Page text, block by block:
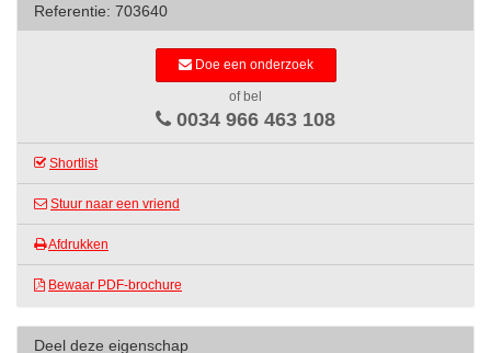
Referentie: 703640
Doe een onderzoek
of bel
0034 966 463 108
Shortlist
Stuur naar een vriend
Afdrukken
Bewaar PDF-brochure
Deel deze eigenschap